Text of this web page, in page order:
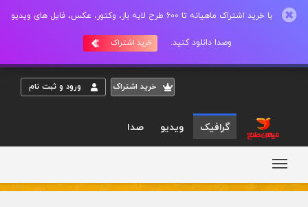
با خرید اشتراک ماهیانه تا 600 طرح لایه باز، وکتور، عکس، فایل های ویدیو
وصدا دانلود کنید. خرید اشتراک
خريد اشتراک ورود و ثبت نام
گرافیک ویدیو صدا